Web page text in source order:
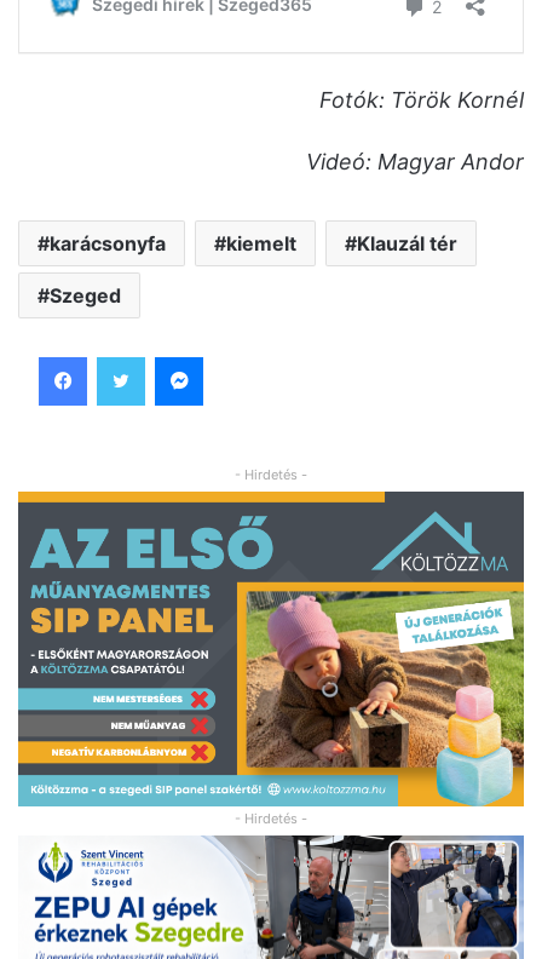
Fotók: Török Kornél
Videó: Magyar Andor
karácsonyfa kiemelt Klauzál tér
Szeged
- Hirdetés -
- Hirdetés -